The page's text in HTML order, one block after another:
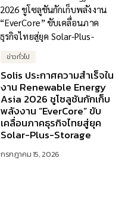
ข่าวทั่วไป
Solis ประกาศความสำเร็จใน
งาน Renewable Energy
Asia 2026 ชูโซลูชันกักเก็บ
พลังงาน “EverCore” ขับ
เคลื่อนภาคธุรกิจไทยสู่ยุค
Solar-Plus-Storage
กรกฎาคม 15, 2026